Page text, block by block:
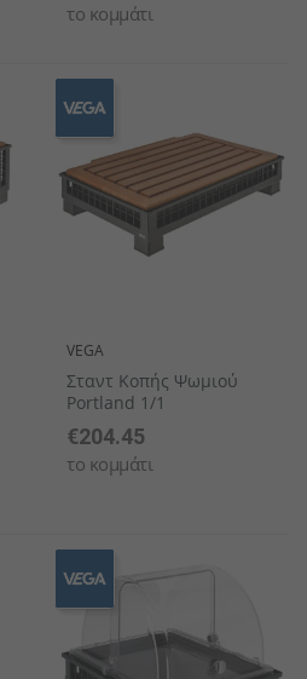
το κομμάτι
VEGA
Σταντ Κοπής Ψωμιού
Portland 1/1
€204.45
το κομμάτι